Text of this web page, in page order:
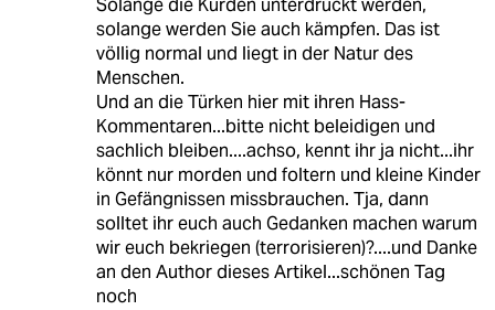
Solange die Kurden unterdrückt werden,
solange werden Sie auch kämpfen. Das ist
völlig normal und liegt in der Natur des
Menschen.
Und an die Türken hier mit ihren Hass-
Kommentaren...bitte nicht beleidigen und
sachlich bleiben....achso, kennt ihr ja nicht...ihr
könnt nur morden und foltern und kleine Kinder
in Gefängnissen missbrauchen. Tja, dann
solltet ihr euch auch Gedanken machen warum
wir euch bekriegen (terrorisieren)?....und Danke
an den Author dieses Artikel...schönen Tag
noch